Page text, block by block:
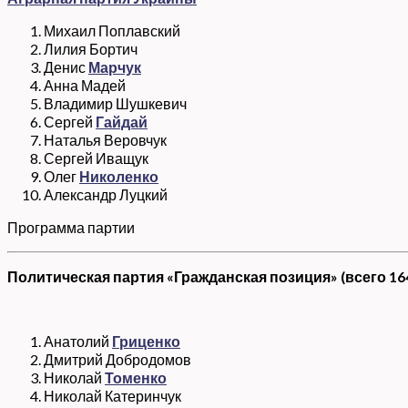
Михаил Поплавский
Лилия Бортич
Денис Марчук
Анна Мадей
Владимир Шушкевич
Сергей Гайдай
Наталья Веровчук
Сергей Иващук
Олег Николенко
Александр Луцкий
Программа партии
Политическая партия «Гражданская позиция» (всего
Анатолий Гриценко
Дмитрий Добродомов
Николай Томенко
Николай Катеринчук